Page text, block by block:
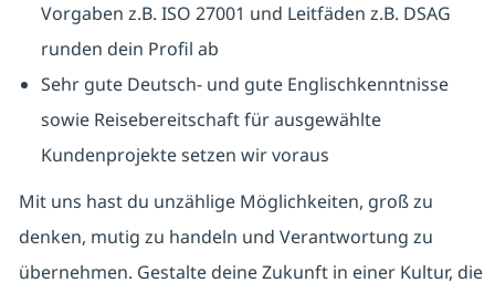
Vorgaben z.B. ISO 27001 und Leitfäden z.B. DSAG
runden dein Profil ab
Sehr gute Deutsch- und gute Englischkenntnisse
sowie Reisebereitschaft für ausgewählte
Kundenprojekte setzen wir voraus
Mit uns hast du unzählige Möglichkeiten, groß zu
denken, mutig zu handeln und Verantwortung zu
übernehmen. Gestalte deine Zukunft in einer Kultur, die